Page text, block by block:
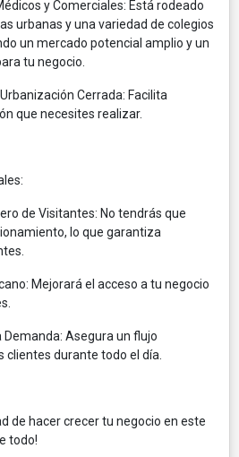
y Comerciales: Está rodeado
urbanas y una variedad de colegios
un mercado potencial amplio y un
tu negocio.
Cerrada: Facilita
que necesites realizar.
de Visitantes: No tendrás que
lo que garantiza
Mejorará el acceso a tu negocio
Demanda: Asegura un flujo
durante todo el día.
de hacer crecer tu negocio en este
todo!